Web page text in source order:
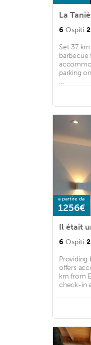
La
6 Ospiti 2
Set 37
barbecue
parking
...
a partire da
1256€
Il était
6 Ospiti 2
Providing
offers
km from
check-in